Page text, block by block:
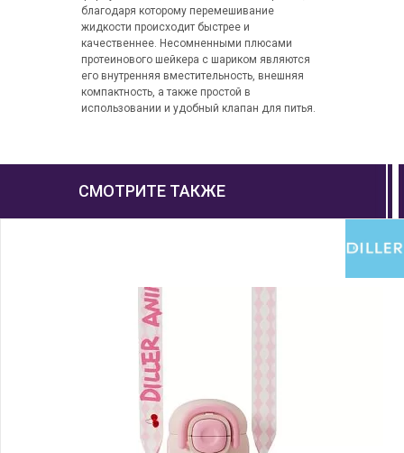
благодаря которому перемешивание
жидкости происходит быстрее и
качественнее. Несомненными плюсами
протеинового шейкера с шариком являются
его внутренняя вместительность, внешняя
компактность, а также простой в
использовании и удобный клапан для питья.
СМОТРИТЕ ТАКЖЕ